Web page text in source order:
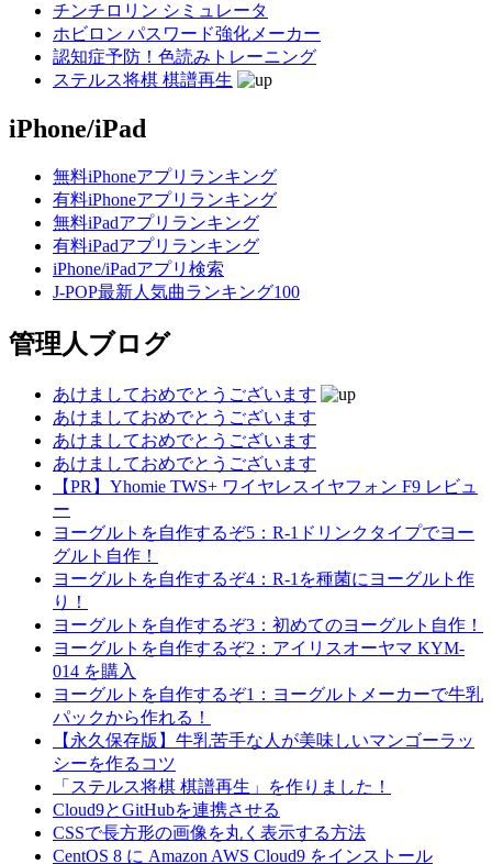
チンチロリン シミュレータ
ホビロン パスワード強化メーカー
認知症予防！色読みトレーニング
ステルス将棋 棋譜再生
iPhone/iPad
無料iPhoneアプリランキング
有料iPhoneアプリランキング
無料iPadアプリランキング
有料iPadアプリランキング
iPhone/iPadアプリ検索
J-POP最新人気曲ランキング100
管理人ブログ
あけましておめでとうございます
あけましておめでとうございます
あけましておめでとうございます
あけましておめでとうございます
【PR】Yhomie TWS+ ワイヤレスイヤフォン F9 レビュ
ー
ヨーグルトを自作するぞ5：R-1ドリンクタイプでヨー
グルト自作！
ヨーグルトを自作するぞ4：R-1を種菌にヨーグルト作
り！
ヨーグルトを自作するぞ3：初めてのヨーグルト自作！
ヨーグルトを自作するぞ2：アイリスオーヤマ KYM-
014 を購入
ヨーグルトを自作するぞ1：ヨーグルトメーカーで牛乳
パックから作れる！
【永久保存版】牛乳苦手な人が美味しいマンゴーラッ
シーを作るコツ
「ステルス将棋 棋譜再生」を作りました！
Cloud9とGitHubを連携させる
CSSで長方形の画像を丸く表示する方法
CentOS 8 に Amazon AWS Cloud9 をインストール